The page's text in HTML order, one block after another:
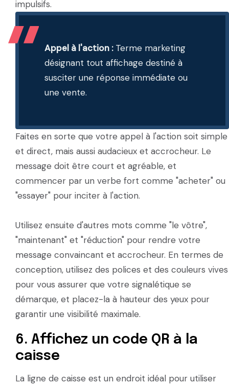
impulsifs.
Appel à l'action : Terme marketing
désignant tout affichage destiné à
susciter une réponse immédiate ou
une vente.
Faites en sorte que votre appel à l'action soit simple
et direct, mais aussi audacieux et accrocheur. Le
message doit être court et agréable, et
commencer par un verbe fort comme "acheter" ou
"essayer" pour inciter à l'action.
Utilisez ensuite d'autres mots comme "le vôtre",
"maintenant" et "réduction" pour rendre votre
message convaincant et accrocheur. En termes de
conception, utilisez des polices et des couleurs vives
pour vous assurer que votre signalétique se
démarque, et placez-la à hauteur des yeux pour
garantir une visibilité maximale.
6. Affichez un code QR à la
caisse
La ligne de caisse est un endroit idéal pour utiliser